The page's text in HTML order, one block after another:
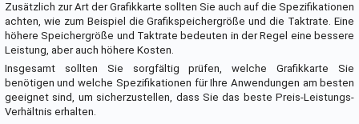
Zusätzlich zur Art der Grafikkarte sollten Sie auch auf die Spezifikationen
achten, wie zum Beispiel die Grafikspeichergröße und die Taktrate. Eine
höhere Speichergröße und Taktrate bedeuten in der Regel eine bessere
Leistung, aber auch höhere Kosten.
Insgesamt sollten Sie sorgfältig prüfen, welche Grafikkarte Sie
benötigen und welche Spezifikationen für Ihre Anwendungen am besten
geeignet sind, um sicherzustellen, dass Sie das beste Preis-Leistungs-
Verhältnis erhalten.